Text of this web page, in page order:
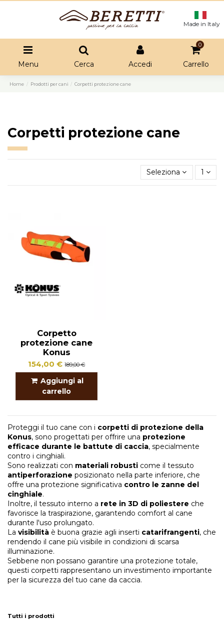
Made in Italy
Menu Cerca Accedi
0
Carrello
Home Prodotti per cani Corpetti protezione cane
Corpetti protezione cane
Seleziona 1
Corpetto
protezione cane
Konus
154,00 €189,00 €
Aggiungi al
carrello
Proteggi il tuo cane con i corpetti di protezione della
Konus, sono progettati per offrire una protezione
efficace durante le battute di caccia, specialmente
contro i cinghiali.
Sono realizzati con materiali robusti come il tessuto
antiperforazione posizionato nella parte inferiore, che
offre una protezione significativa contro le zanne del
cinghiale.
Inoltre, il tessuto interno a rete in 3D di poliestere che
favorisce la traspirazione, garantendo comfort al cane
durante l'uso prolungato.
La visibilità è buona grazie agli inserti catarifrangenti, che
rendendo il cane più visibile in condizioni di scarsa
illuminazione.
Sebbene non possano garantire una protezione totale,
questi corpetti rappresentano un investimento importante
per la sicurezza del tuo cane da caccia.
Tutti i prodotti